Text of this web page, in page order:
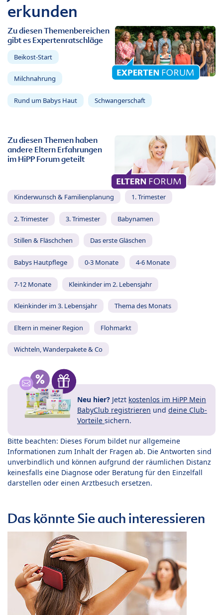
erkunden
Zu diesen Themenbereichen
gibt es Expertenratschläge
Beikost-Start
Milchnahrung
Rund um Babys Haut Schwangerschaft
Zu diesen Themen haben
andere Eltern Erfahrungen
im HiPP Forum geteilt
Kinderwunsch & Familienplanung 1. Trimester
2. Trimester 3. Trimester Babynamen
Stillen & Fläschchen Das erste Gläschen
Babys Hautpflege 0-3 Monate 4-6 Monate
7-12 Monate Kleinkinder im 2. Lebensjahr
Kleinkinder im 3. Lebensjahr Thema des Monats
Eltern in meiner Region Flohmarkt
Wichteln, Wanderpakete & Co
Neu hier? Jetzt kostenlos im HiPP Mein
BabyClub registrieren und deine Club-
Vorteile sichern.
Bitte beachten: Dieses Forum bildet nur allgemeine
Informationen zum Inhalt der Fragen ab. Die Antworten sind
unverbindlich und können aufgrund der räumlichen Distanz
keinesfalls eine Diagnose oder Beratung für den Einzelfall
darstellen oder einen Arztbesuch ersetzen.
Das könnte Sie auch interessieren